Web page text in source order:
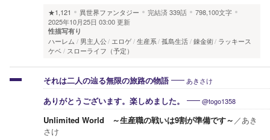
★1,121
異世界ファンタジー 完結済339話
798,100文字
2025年10月25日 03:00 更新
性描写有り
ハーレム 男主人公 エロゲ 生産系 孤島生活 錬金術 ラッキース
ケベ
スローライフ（予定）
それは二人の辿る無限の旅路の物語 あきさけ
ありがとうございます。楽しめました。 @togo1358
Unlimited World ～生産職の戦いは9割が準備です～ ／あき
さけ